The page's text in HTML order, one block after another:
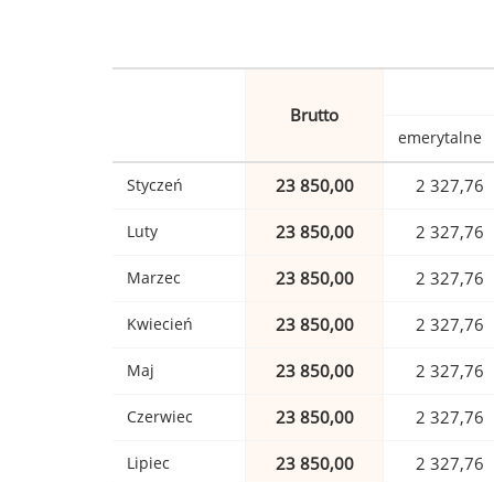
Brutto
emerytalne
Styczeń 23 850,00 2 327,76
Luty 23 850,00 2 327,76
Marzec 23 850,00 2 327,76
Kwiecień 23 850,00 2 327,76
Maj 23 850,00 2 327,76
Czerwiec 23 850,00 2 327,76
Lipiec 23 850,00 2 327,76